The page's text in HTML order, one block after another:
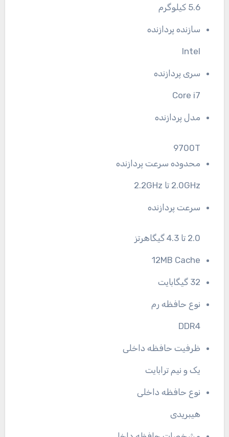
5.6 کیلوگرم
سازنده پردازنده
Intel
سری پردازنده
Core i7
مدل پردازنده
9700T
محدوده سرعت پردازنده
2.0GHz تا 2.2GHz
سرعت پردازنده
2.0 تا 4.3 گیگاهرتز
12MB Cache
32 گیگابایت
نوع حافظه رم
DDR4
ظرفیت حافظه داخلی
یک و نیم ترابایت
نوع حافظه داخلی
هیبریدی